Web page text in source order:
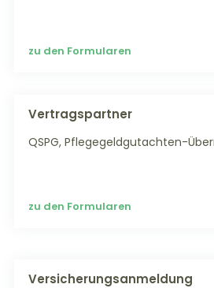
zu den Formularen
Vertragspartner
QSPG, Pflegegeldgutachten-
zu den Formularen
Versicherungsanmeldung